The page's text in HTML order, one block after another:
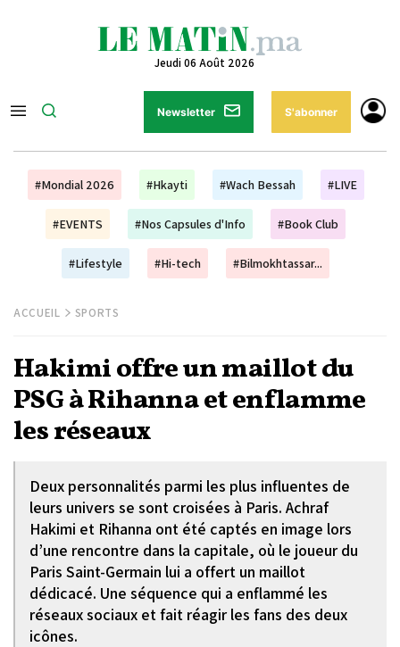
Jeudi 06 Août 2026
Newsletter S'abonner
#Mondial 2026 #Hkayti #Wach Bessah #LIVE
#EVENTS #Nos Capsules d'Info #Book Club
#Lifestyle #Hi-tech #Bilmokhtassar...
ACCUEIL SPORTS
Hakimi offre un maillot du
PSG à Rihanna et enflamme
les réseaux
Deux personnalités parmi les plus influentes de
leurs univers se sont croisées à Paris. Achraf
Hakimi et Rihanna ont été captés en image lors
d’une rencontre dans la capitale, où le joueur du
Paris Saint-Germain lui a offert un maillot
dédicacé. Une séquence qui a enflammé les
réseaux sociaux et fait réagir les fans des deux
icônes.